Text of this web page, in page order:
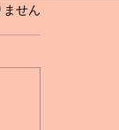
います。
ません